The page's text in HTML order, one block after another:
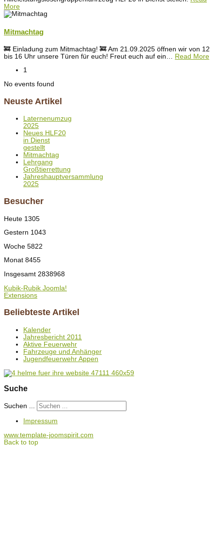
More
Mitmachtag
🚒 Einladung zum Mitmachtag! 🚒 Am 21.09.2025 öffnen wir von 12
bis 16 Uhr unsere Türen für euch! Freut euch auf ein
Read More
1
No events found
Neuste Artikel
Laternenumzug
2025
Neues HLF20
in Dienst
gestellt
Mitmachtag
Lehrgang
Großtierrettung
Jahreshauptversammlung
2025
Besucher
Heute 1305
Gestern 1043
Woche 5822
Monat 8455
Insgesamt 2838968
Kubik-Rubik Joomla!
Extensions
Beliebteste Artikel
Kalender
Jahresbericht 2011
Aktive Feuerwehr
Fahrzeuge und Anhänger
Jugendfeuerwehr Appen
Suche
Suchen ...
Impressum
www.template-joomspirit.com
Back to top